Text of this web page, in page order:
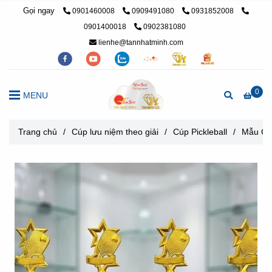
Gọi ngay 0901460008 0909491080
0931852008
0901400018
0902381080
lienhe@tannhatminh.com
0
MENU
Trang chủ / Cúp lưu niệm theo giải / Cúp Pickleball / Mẫu